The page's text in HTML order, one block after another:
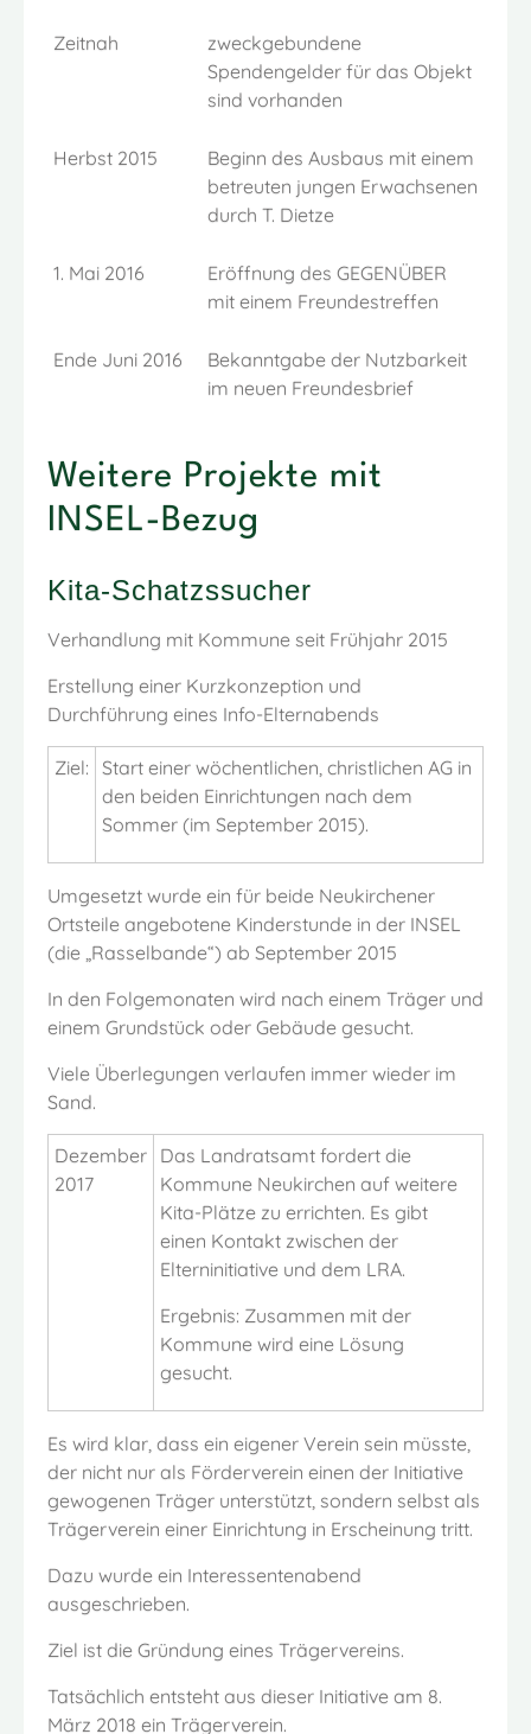
Zeitnah
zweckgebundene
Spendengelder für das Objekt
sind vorhanden
Herbst 2015
Beginn des Ausbaus mit einem
betreuten jungen Erwachsenen
durch T. Dietze
1. Mai 2016
Eröffnung des GEGENÜBER
mit einem Freundestreffen
Ende Juni 2016
Bekanntgabe der Nutzbarkeit
im neuen Freundesbrief
Weitere Projekte mit
INSEL-Bezug
Kita-Schatzssucher
Verhandlung mit Kommune seit Frühjahr 2015
Erstellung einer Kurzkonzeption und
Durchführung eines Info-Elternabends
Ziel: Start einer wöchentlichen, christlichen AG in
den beiden Einrichtungen nach dem
Sommer (im September 2015).
Umgesetzt wurde ein für beide Neukirchener
Ortsteile angebotene Kinderstunde in der INSEL
(die „Rasselbande“) ab September 2015
In den Folgemonaten wird nach einem Träger und
einem Grundstück oder Gebäude gesucht.
Viele Überlegungen verlaufen immer wieder im
Sand.
Dezember
2017
Das Landratsamt fordert die
Kommune Neukirchen auf weitere
Kita-Plätze zu errichten. Es gibt
einen Kontakt zwischen der
Elterninitiative und dem LRA.
Ergebnis: Zusammen mit der
Kommune wird eine Lösung
gesucht.
Es wird klar, dass ein eigener Verein sein müsste,
der nicht nur als Förderverein einen der Initiative
gewogenen Träger unterstützt, sondern selbst als
Trägerverein einer Einrichtung in Erscheinung tritt.
Dazu wurde ein Interessentenabend
ausgeschrieben.
Ziel ist die Gründung eines Trägervereins.
Tatsächlich entsteht aus dieser Initiative am 8.
März 2018 ein Trägerverein.